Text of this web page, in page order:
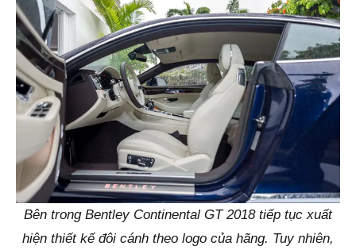
Bên trong Bentley Continental GT 2018 tiếp tục xuất
hiện thiết kế đôi cánh theo logo của hãng. Tuy nhiên,